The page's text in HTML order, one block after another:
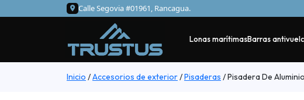
Calle Segovia #01961, Rancagua.
Lonas marítimasBarras
Inicio /Accesorios de exterior/Pisaderas /Pisadera De